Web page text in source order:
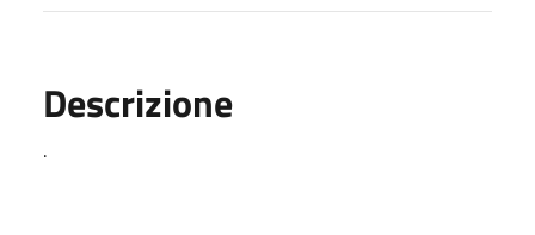
Descrizione
.